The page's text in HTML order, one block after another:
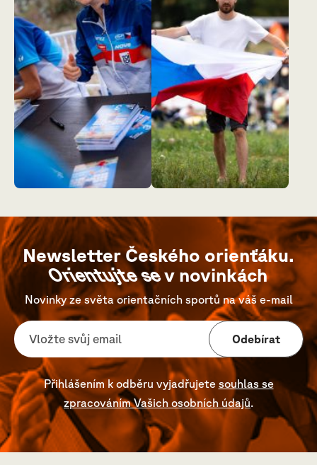
Newsletter Českého orienťáku.
Orientujte sev novinkách
Novinky ze světa orientačních sportů na váš e-mail
Odebírat
Přihlášením k odběru vyjadřujete souhlas se
zpracováním Vašich osobních údajů.